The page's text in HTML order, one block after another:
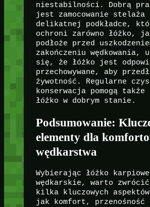
niestabilności. Dobrą
jest zamocowanie stelaża
delikatnej podkładce,
ochroni zarówno łóżko,
podłoże przed
zakończeniu wędkowania,
się, że łóżko jest
przechowywane, aby
żywotność. Regularne
konserwacja pomogą także
łóżko w dobrym stanie.
Podsumowanie:
elementy dla
wędkarstwa
Wybierając łóżko karpiowe
wędkarskie, warto zwrócić
kilka kluczowych
jak komfort,